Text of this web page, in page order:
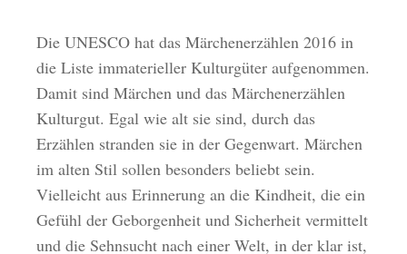
Die UNESCO hat das Märchenerzählen 2016 in
die Liste immaterieller Kulturgüter aufgenommen.
Damit sind Märchen und das Märchenerzählen
Kulturgut. Egal wie alt sie sind, durch das
Erzählen stranden sie in der Gegenwart. Märchen
im alten Stil sollen besonders beliebt sein.
Vielleicht aus Erinnerung an die Kindheit, die ein
Gefühl der Geborgenheit und Sicherheit vermittelt
und die Sehnsucht nach einer Welt, in der klar ist,